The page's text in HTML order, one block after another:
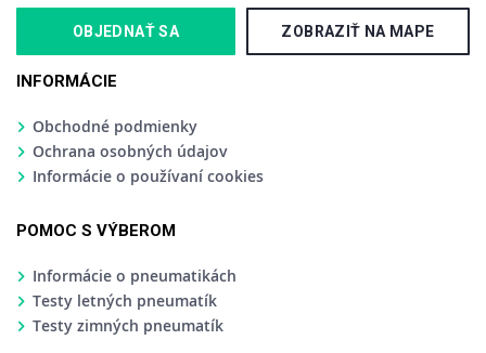
OBJEDNAŤ SA ZOBRAZIŤ NA MAPE
INFORMÁCIE
Obchodné podmienky
Ochrana osobných údajov
Informácie o používaní cookies
POMOC S VÝBEROM
Informácie o pneumatikách
Testy letných pneumatík
Testy zimných pneumatík